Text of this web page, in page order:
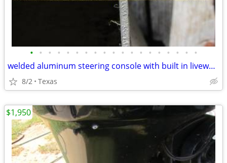
• • • • • • • • • • • • • • • • • • •
welded aluminum steering console with built in livewell/storage
8/2 Texas
$1,950